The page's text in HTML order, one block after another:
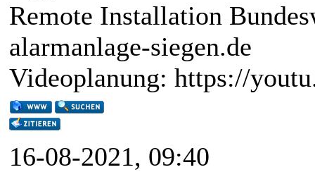
Remote Installation
alarmanlage-siegen.de
Videoplanung: https://
16-08-2021, 09:40